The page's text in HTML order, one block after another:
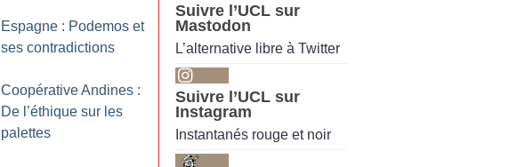
Espagne : Podemos et
ses contradictions
Coopérative Andines :
De l’éthique sur les
palettes
Suivre l’UCL sur
Mastodon
L’alternative libre à Twitter
Suivre l’UCL sur
Instagram
Instantanés rouge et noir